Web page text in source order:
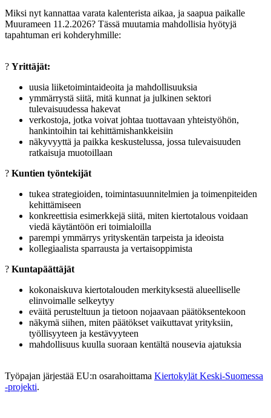
Miksi nyt kannattaa varata kalenterista aikaa, ja saapua paikalle
Muurameen 11.2.2026? Tässä muutamia mahdollisia hyötyjä
tapahtuman eri kohderyhmille:
? Yrittäjät:
uusia liiketoimintaideoita ja mahdollisuuksia
ymmärrystä siitä, mitä kunnat ja julkinen sektori
tulevaisuudessa hakevat
verkostoja, jotka voivat johtaa tuottavaan yhteistyöhön,
hankintoihin tai kehittämishankkeisiin
näkyvyyttä ja paikka keskustelussa, jossa tulevaisuuden
ratkaisuja muotoillaan
?️ Kuntien työntekijät
tukea strategioiden, toimintasuunnitelmien ja toimenpiteiden
kehittämiseen
konkreettisia esimerkkejä siitä, miten kiertotalous voidaan
viedä käytäntöön eri toimialoilla
parempi ymmärrys yrityskentän tarpeista ja ideoista
kollegiaalista sparrausta ja vertaisoppimista
? Kuntapäättäjät
kokonaiskuva kiertotalouden merkityksestä alueelliselle
elinvoimalle selkeytyy
eväitä perusteltuun ja tietoon nojaavaan päätöksentekoon
näkymä siihen, miten päätökset vaikuttavat yrityksiin,
työllisyyteen ja kestävyyteen
mahdollisuus kuulla suoraan kentältä nousevia ajatuksia
Työpajan järjestää EU:n osarahoittama Kiertokylät Keski-Suomessa
-projekti.